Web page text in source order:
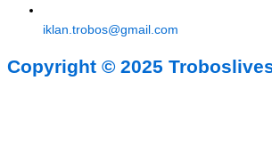
iklan.trobos@gmail.com
Copyright © 2025